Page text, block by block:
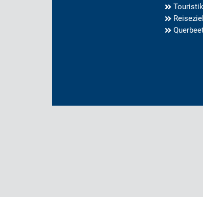
Touristik